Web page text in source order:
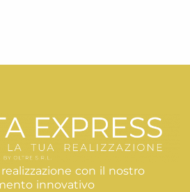
con il nostro
innovativo